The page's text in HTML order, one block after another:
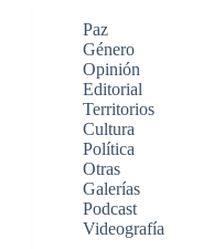
Paz
Género
Opinión
Editorial
Territorios
Cultura
Política
Otras
Galerías
Podcast
Videografía